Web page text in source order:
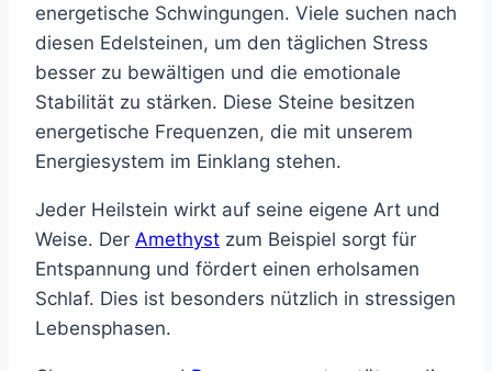
energetische Schwingungen. Viele suchen nach
diesen Edelsteinen, um den täglichen Stress
besser zu bewältigen und die emotionale
Stabilität zu stärken. Diese Steine besitzen
energetische Frequenzen, die mit unserem
Energiesystem im Einklang stehen.
Jeder Heilstein wirkt auf seine eigene Art und
Weise. Der Amethyst zum Beispiel sorgt für
Entspannung und fördert einen erholsamen
Schlaf. Dies ist besonders nützlich in stressigen
Lebensphasen.